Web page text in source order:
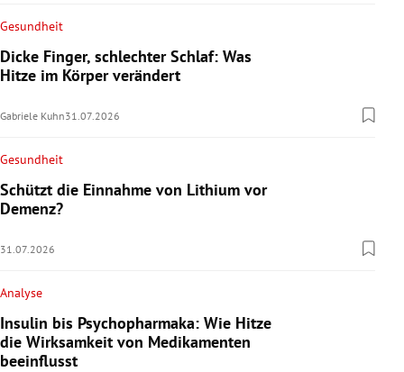
Gesundheit
Dicke Finger, schlechter Schlaf: Was
Hitze im Körper verändert
Gabriele Kuhn31.07.2026
Gesundheit
Schützt die Einnahme von Lithium vor
Demenz?
31.07.2026
Analyse
Insulin bis Psychopharmaka: Wie Hitze
die Wirksamkeit von Medikamenten
beeinflusst